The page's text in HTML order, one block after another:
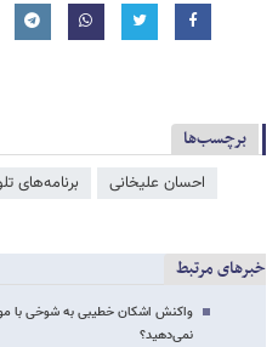
برچسب‌ها
احسان علیخانی برنامه‌های
خبرهای مرتبط
واکنش اشکان خطیبی به شوخی با
نمی‌دهید؟